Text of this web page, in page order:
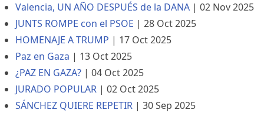
Valencia, UN AÑO DESPUÉS de la DANA | 02 Nov 2025
JUNTS ROMPE con el PSOE | 28 Oct 2025
HOMENAJE A TRUMP | 17 Oct 2025
Paz en Gaza | 13 Oct 2025
¿PAZ EN GAZA? | 04 Oct 2025
JURADO POPULAR | 02 Oct 2025
SÁNCHEZ QUIERE REPETIR | 30 Sep 2025